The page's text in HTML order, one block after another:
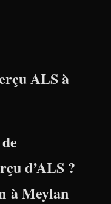
ALS à
d’ALS ?
à Meylan